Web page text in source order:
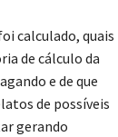
calculado, quais
de cálculo da
e de que
de possíveis
gerando